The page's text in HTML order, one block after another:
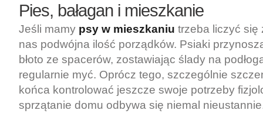
Pies, bałagan i mieszkanie
Jeśli mamy psy w mieszkaniu trzeba liczyć się
nas podwójna ilość porządków. Psiaki
błoto ze spacerów, zostawiając ślady na
regularnie myć. Oprócz tego, szczególnie
końca kontrolować jeszcze swoje potrzeby
sprzątanie domu odbywa się niemal